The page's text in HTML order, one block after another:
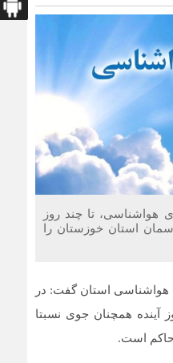
هواشناسی، تا چند روز
استان خوزستان را
هواشناسی استان گفت: در
آینده همچنان جوی نسبتا
حاکم است.